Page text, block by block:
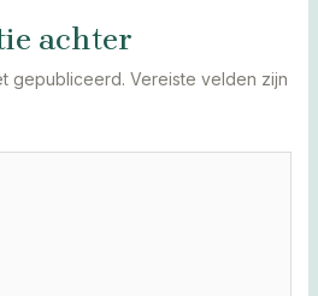
achter
gepubliceerd. Vereiste velden zijn